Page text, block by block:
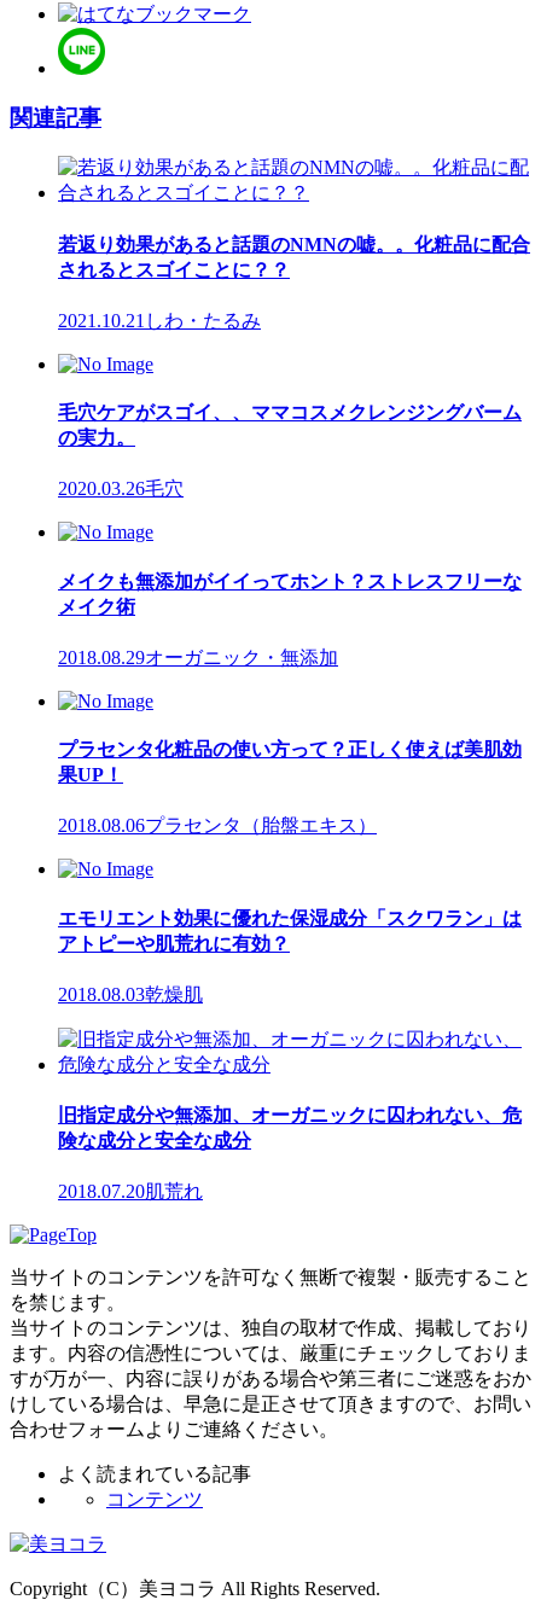
関連記事
若返り効果があると話題のNMNの嘘。。化粧品に配合
されるとスゴイことに？？
2021.10.21 しわ・たるみ
毛穴ケアがスゴイ、、ママコスメクレンジングバーム
の実力。
2020.03.26毛穴
メイクも無添加がイイってホント？ストレスフリーな
メイク術
2018.08.29オーガニック・無添加
プラセンタ化粧品の使い方って？正しく使えば美肌効
果UP！
2018.08.06プラセンタ（胎盤エキス）
エモリエント効果に優れた保湿成分「スクワラン」は
アトピーや肌荒れに有効？
2018.08.03乾燥肌
旧指定成分や無添加、オーガニックに囚われない、危
険な成分と安全な成分
2018.07.20肌荒れ
当サイトのコンテンツを許可なく無断で複製・販売すること
を禁じます。
当サイトのコンテンツは、独自の取材で作成、掲載しており
ます。内容の信憑性については、厳重にチェックしておりま
すが万が一、内容に誤りがある場合や第三者にご迷惑をおか
けしている場合は、早急に是正させて頂きますので、お問い
合わせフォームよりご連絡ください。
よく読まれている記事
コンテンツ
Copyright（C）美ヨコラ All Rights Reserved.